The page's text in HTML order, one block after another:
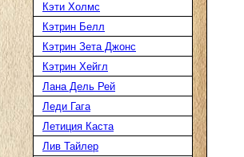
Кэти Холмс
Кэтрин Белл
Кэтрин Зета Джонс
Кэтрин Хейгл
Лана Дель Рей
Леди Гага
Летиция Каста
Лив Тайлер